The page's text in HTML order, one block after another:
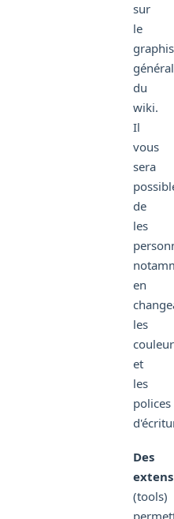
sur
le
général
du
wiki.
Il
vous
sera
de
les
en
les
et
les
polices
Des
(tools)